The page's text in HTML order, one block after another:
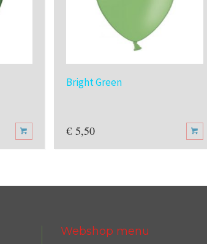
Bright Green
€5,50
Webshop menu